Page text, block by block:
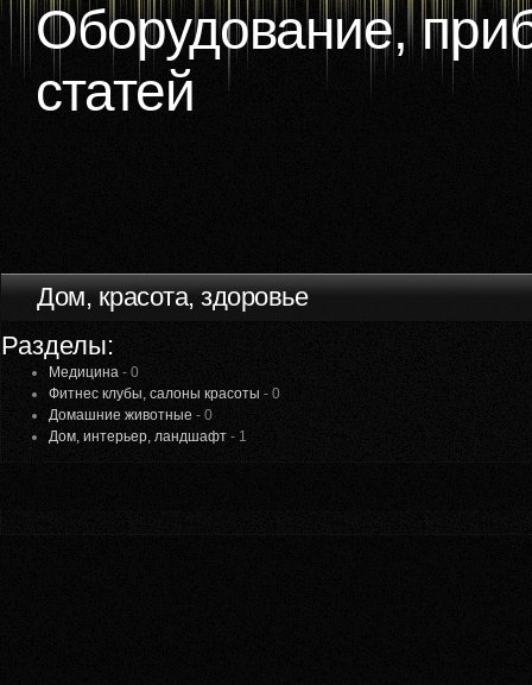
Оборудование,
статей
Дом, красота, здоровье
Разделы:
Медицина - 0
Фитнес клубы, салоны красоты - 0
Домашние животные - 0
Дом, интерьер, ландшафт - 1